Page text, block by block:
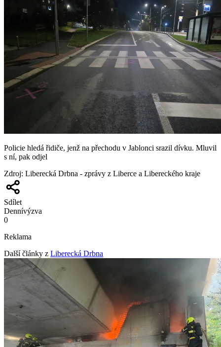
Policie hledá řidiče, jenž na přechodu v Jablonci srazil dívku. Mluvil
s ní, pak odjel
Zdroj: Liberecká Drbna - zprávy z Liberce a Libereckého kraje
Sdílet
Dennívýzva
0
Reklama
Další články z Liberecká Drbna